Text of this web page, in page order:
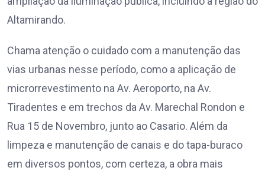
Altamirando.
Chama atenção o cuidado com a manutenção das
vias urbanas nesse período, como a aplicação de
microrrevestimento na Av. Aeroporto, na Av.
Tiradentes e em trechos da Av. Marechal Rondon e
Rua 15 de Novembro, junto ao Casario. Além da
limpeza e manutenção de canais e do tapa-buraco
em diversos pontos, com certeza, a obra mais